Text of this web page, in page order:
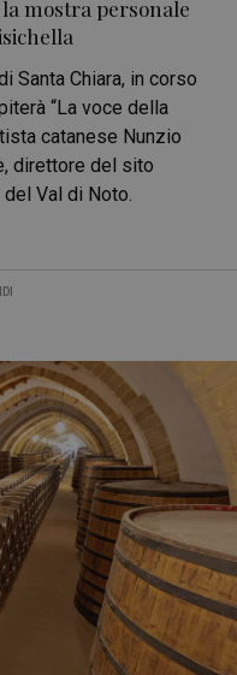
la mostra personale
Santa Chiara, in corso
“La voce della
catanese Nunzio
direttore del sito
del Val di Noto.